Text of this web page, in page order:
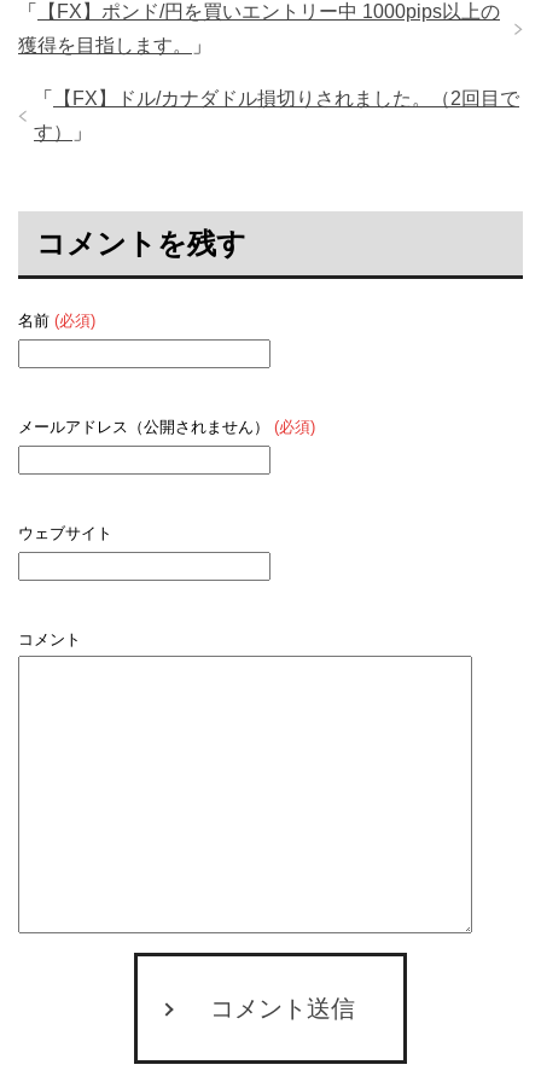
「
【FX】ポンド/円を買いエントリー中 1000pips以上の
獲得を目指します。
」
「
【FX】ドル/カナダドル損切りされました。（2回目で
す）
」
コメントを残す
名前 (必須)
メールアドレス（公開されません） (必須)
ウェブサイト
コメント
コメント送信